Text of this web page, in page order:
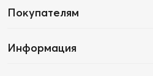
Покупателям
Информация